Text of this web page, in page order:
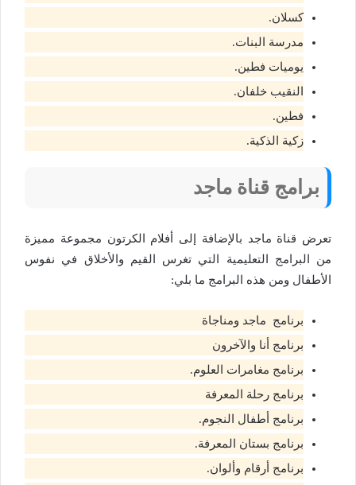
كسلان.
مدرسة البنات.
يوميات فطين.
النقيب خلفان.
فطين.
زكية الذكية.
برامج قناة ماجد
تعرض قناة ماجد بالإضافة إلى أفلام الكرتون مجموعة مميزة
من البرامج التعليمية التي تغرس القيم والأخلاق في نفوس
الأطفال ومن هذه البرامج ما بلي:
برنامج ماجد ومناجاة
برنامج أنا والآخرون
برنامج مغامرات العلوم.
برنامج رحلة المعرفة
برنامج أطفال النجوم.
برنامج بستان المعرفة.
برنامج أرقام وألوان.